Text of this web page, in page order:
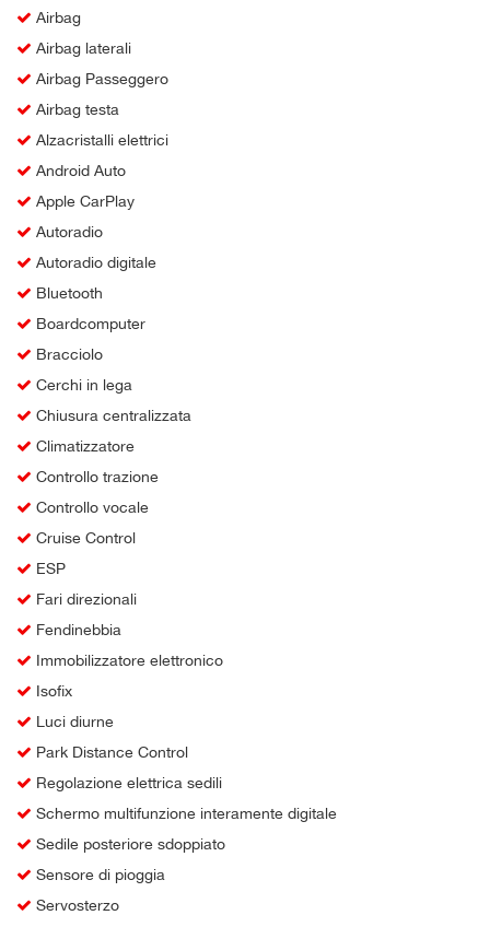
Airbag
Airbag laterali
Airbag Passeggero
Airbag testa
Alzacristalli elettrici
Android Auto
Apple CarPlay
Autoradio
Autoradio digitale
Bluetooth
Boardcomputer
Bracciolo
Cerchi in lega
Chiusura centralizzata
Climatizzatore
Controllo trazione
Controllo vocale
Cruise Control
ESP
Fari direzionali
Fendinebbia
Immobilizzatore elettronico
Isofix
Luci diurne
Park Distance Control
Regolazione elettrica sedili
Schermo multifunzione interamente digitale
Sedile posteriore sdoppiato
Sensore di pioggia
Servosterzo